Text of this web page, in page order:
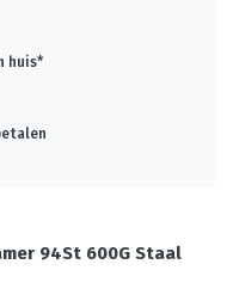
huis*
94St 600G Staal